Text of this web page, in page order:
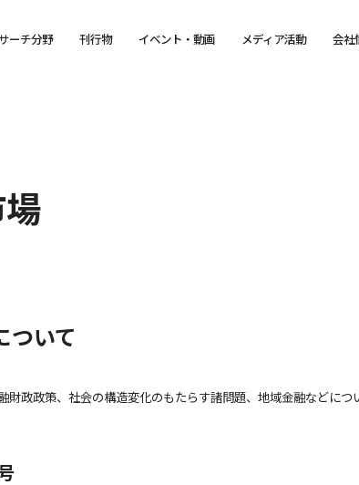
ーチ分野 刊行物 イベント・動画 メディア活動 会社
ついて
財政政策、社会の構造変化のもたらす諸問題、地域金融などにつ